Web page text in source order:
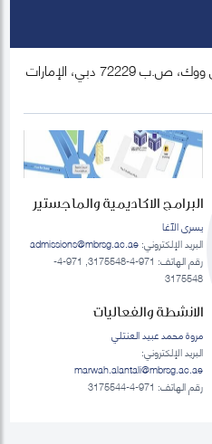
الطابق الأول، ذا كورت يارد، سيتي ووك، ص.ب 72229 دبي، الإمارات
البرامج الاكاديمية والماجستير
يسرى الآغا
البريد الإلكتروني: admissions@mbrsg.ac.ae
رقم الهاتف: 971-4-3175548, 971-4-
3175548
الانشطة والفعاليات
مروة محمد عبيد العنتلي
البريد الإلكتروني:
marwah.alantali@mbrsg.ac.ae​
رقم الهاتف: 971-4-3175544